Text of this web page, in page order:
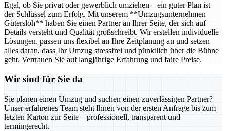
Egal, ob Sie privat oder gewerblich umziehen – ein guter Plan ist
der Schlüssel zum Erfolg. Mit unserem **Umzugsunternehmen
Gütersloh** haben Sie einen Partner an Ihrer Seite, der sich auf
Details versteht und Qualität großschreibt. Wir erstellen individuelle
Lösungen, passen uns flexibel an Ihre Zeitplanung an und setzen
alles daran, dass Ihr Umzug stressfrei und pünktlich über die Bühne
geht. Vertrauen Sie auf langjährige Erfahrung und faire Preise.
Wir sind für Sie da
Sie planen einen Umzug und suchen einen zuverlässigen Partner?
Unser erfahrenes Team steht Ihnen von der ersten Anfrage bis zum
letzten Karton zur Seite – professionell, transparent und
termingerecht.